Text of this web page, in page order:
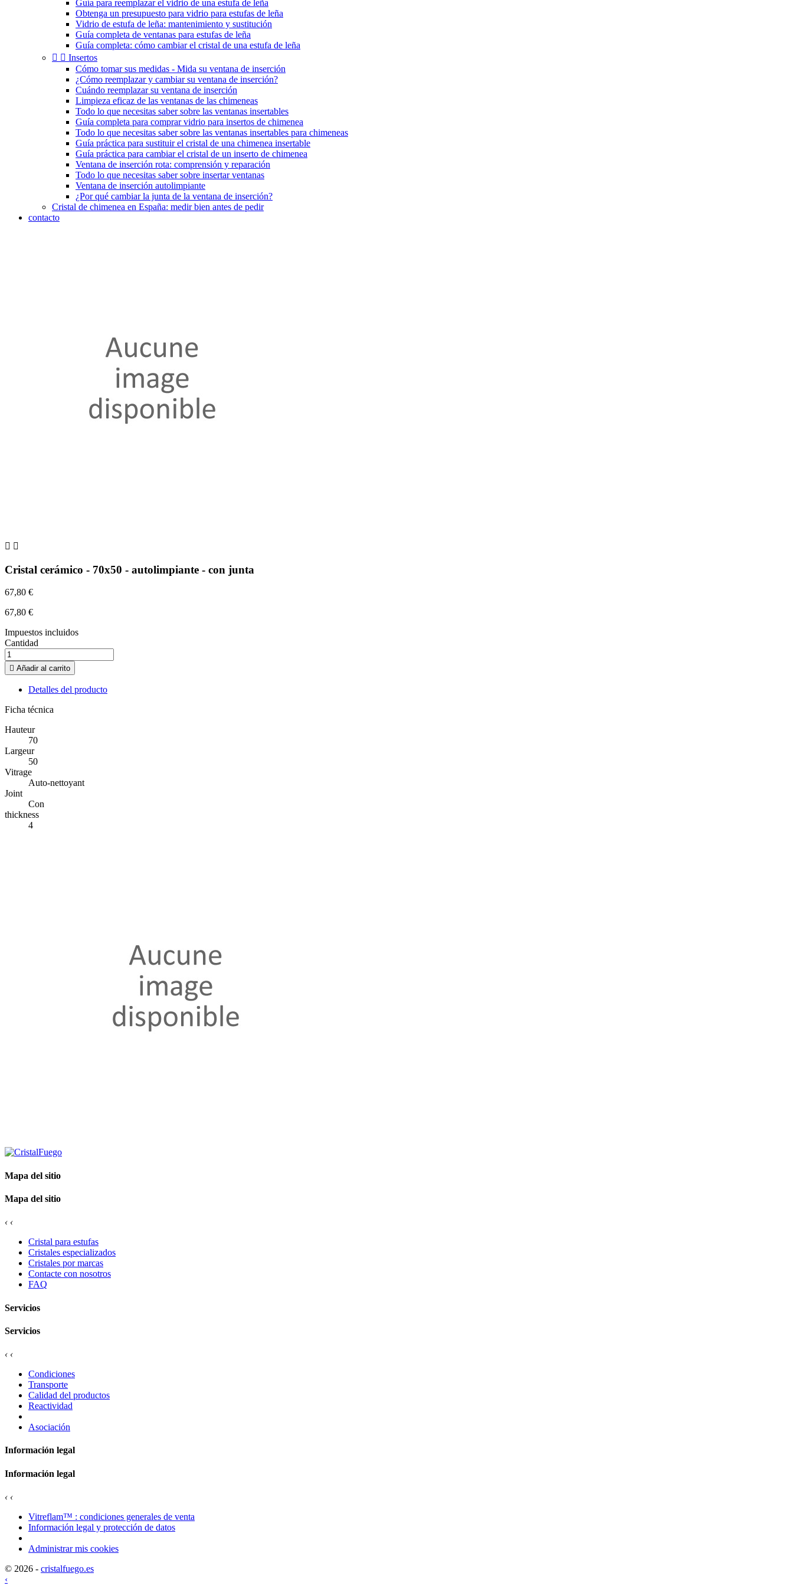
Guía para reemplazar el vidrio de una estufa de leña
Obtenga un presupuesto para vidrio para estufas de leña
Vidrio de estufa de leña: mantenimiento y sustitución
Guía completa de ventanas para estufas de leña
Guía completa: cómo cambiar el cristal de una estufa de leña
  Insertos
Cómo tomar sus medidas - Mida su ventana de inserción
¿Cómo reemplazar y cambiar su ventana de inserción?
Cuándo reemplazar su ventana de inserción
Limpieza eficaz de las ventanas de las chimeneas
Todo lo que necesitas saber sobre las ventanas insertables
Guía completa para comprar vidrio para insertos de chimenea
Todo lo que necesitas saber sobre las ventanas insertables para chimeneas
Guía práctica para sustituir el cristal de una chimenea insertable
Guía práctica para cambiar el cristal de un inserto de chimenea
Ventana de inserción rota: comprensión y reparación
Todo lo que necesitas saber sobre insertar ventanas
Ventana de inserción autolimpiante
¿Por qué cambiar la junta de la ventana de inserción?
Cristal de chimenea en España: medir bien antes de pedir
contacto
 
Cristal cerámico - 70x50 - autolimpiante - con junta
67,80 €
67,80 €
Impuestos incluidos
Cantidad
 Añadir al carrito
Detalles del producto
Ficha técnica
Hauteur
70
Largeur
50
Vitrage
Auto-nettoyant
Joint
Con
thickness
4
Mapa del sitio
Mapa del sitio
‹ ‹
Cristal para estufas
Cristales especializados
Cristales por marcas
Contacte con nosotros
FAQ
Servicios
Servicios
‹ ‹
Condiciones
Transporte
Calidad del productos
Reactividad
Asociación
Información legal
Información legal
‹ ‹
Vitreflam™ : condiciones generales de venta
Información legal y protección de datos
Administrar mis cookies
© 2026 - cristalfuego.es
‹